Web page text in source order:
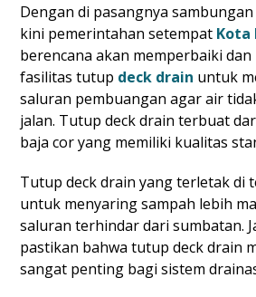
Dengan di pasangnya
kini pemerintahan setempat Kota
berencana akan memperbaiki
fasilitas tutup deck drain untuk
saluran pembuangan agar air
jalan. Tutup deck drain terbuat
baja cor yang memiliki kualitas
Tutup deck drain yang terletak di
untuk menyaring sampah lebih
saluran terhindar dari sumbatan.
pastikan bahwa tutup deck drain
sangat penting bagi sistem